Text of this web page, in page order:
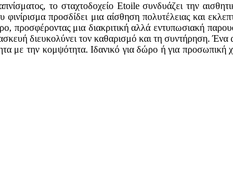
το σταχτοδοχείο Etoile συνδυάζει την
προσδίδει μια αίσθηση πολυτέλειας και
προσφέροντας μια διακριτική αλλά εντυπωσιακή
διευκολύνει τον καθαρισμό και τη συντήρηση. Ένα
με την κομψότητα. Ιδανικό για δώρο ή για